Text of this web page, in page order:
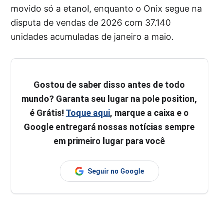
movido só a etanol, enquanto o Onix segue na
disputa de vendas de 2026 com 37.140
unidades acumuladas de janeiro a maio.
Gostou de saber disso antes de todo
mundo? Garanta seu lugar na pole position,
é Grátis! Toque aqui, marque a caixa e o
Google entregará nossas notícias sempre
em primeiro lugar para você
Seguir no Google